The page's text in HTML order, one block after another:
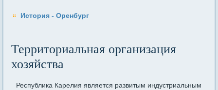
История - Оренбург
Территориальная организация
хозяйства
Республика Карелия является развитым индустриальным